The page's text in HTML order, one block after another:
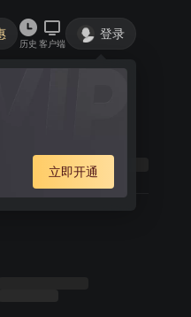
历史 客户端
登录
立即开通